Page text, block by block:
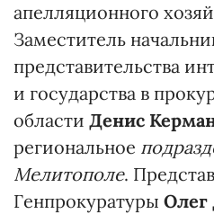
апелляционного
Заместитель
представительства
и государства в
области Денис
региональное
Мелитополе.
Генпрокуратуры Олег